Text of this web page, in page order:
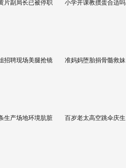
片副局长已被停职 小学开课教掼蛋合适吗
招聘现场美腿抢镜 准妈妈堕胎捐骨髓救妹
生产场地环境肮脏 百岁老太高空跳伞庆生